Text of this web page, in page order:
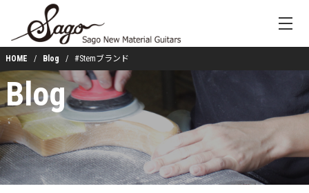
HOME Blog #Stemブランド
Blog